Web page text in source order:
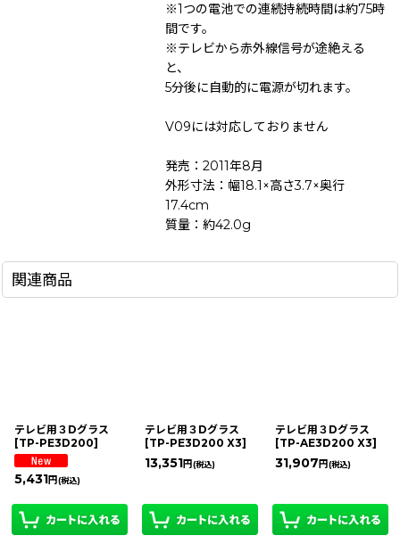
※1つの電池での連続持続時間は約75時
間です。
※テレビから赤外線信号が途絶える
と、
5分後に自動的に電源が切れます。
V09には対応しておりません
発売：2011年8月
外形寸法：幅18.1×高さ3.7×奥行
17.4cm
質量：約42.0g
関連商品
テレビ用３Dグラス
[TP-PE3D200]
5,431円(税込)
テレビ用３Dグラス
[TP-PE3D200 X3]
13,351円(税込)
テレビ用３Dグラス
[TP-AE3D200 X3]
31,907 円(税込)